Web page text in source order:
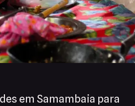
em Samambaia para